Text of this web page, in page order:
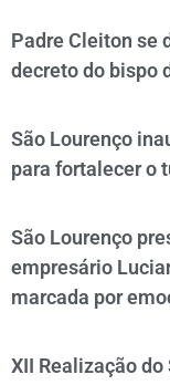
Padre Cleiton se
decreto do bispo
São Lourenço
para fortalecer o
São Lourenço
empresário
marcada por
XII Realização